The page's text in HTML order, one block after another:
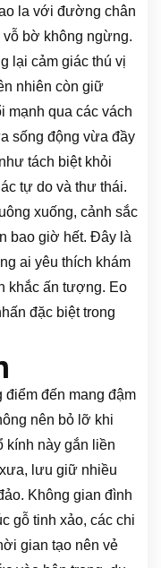
la với đường chân
bờ không ngừng.
lại cảm giác thú vị
nhiên còn giữ
mạnh qua các vách
sống động vừa đầy
tách biệt khỏi
tự do và thư thái.
xuống, cảnh sắc
bao giờ hết. Đây là
ai yêu thích khám
khắc ấn tượng. Eo
đặc biệt trong
đến mang đậm
nên bỏ lỡ khi
kính này gắn liền
lưu giữ nhiều
Không gian đình
gỗ tinh xảo, các chi
gian tạo nên vẻ